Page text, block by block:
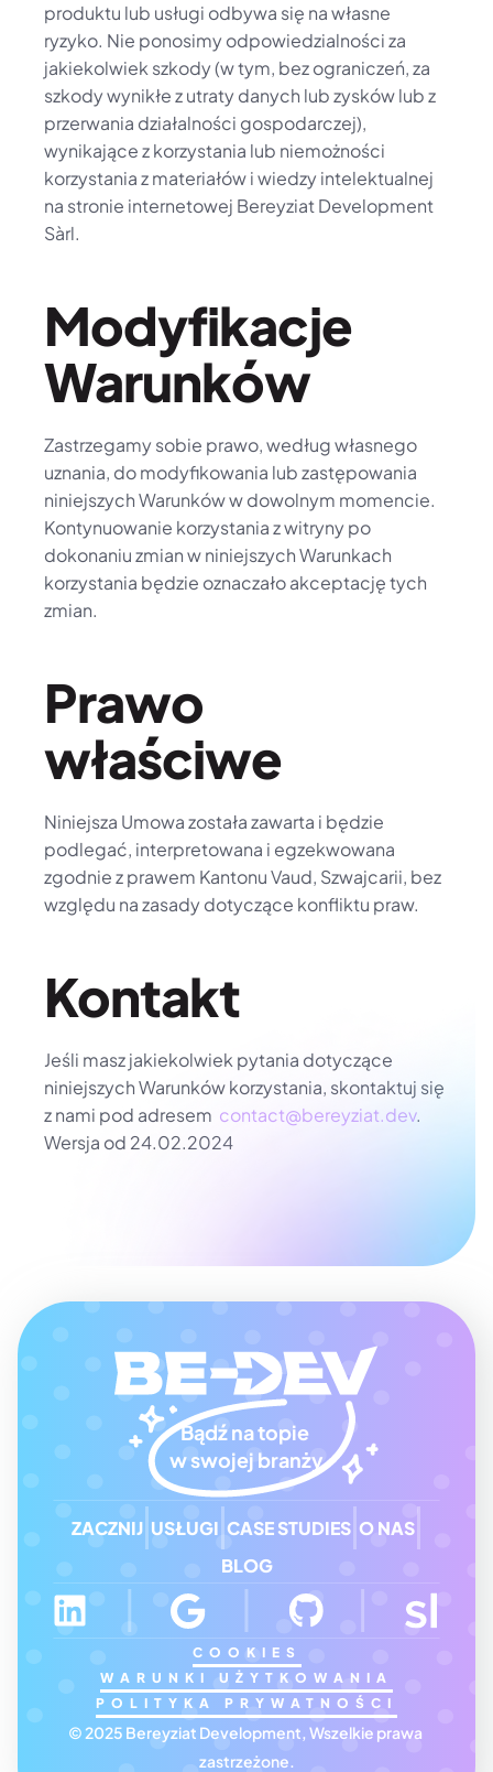
produktu lub usługi odbywa się na własne
ryzyko. Nie ponosimy odpowiedzialności za
jakiekolwiek szkody (w tym, bez ograniczeń, za
szkody wynikłe z utraty danych lub zysków lub z
przerwania działalności gospodarczej),
wynikające z korzystania lub niemożności
korzystania z materiałów i wiedzy intelektualnej
na stronie internetowej Bereyziat Development
Sàrl.
Modyfikacje
Warunków
Zastrzegamy sobie prawo, według własnego
uznania, do modyfikowania lub zastępowania
niniejszych Warunków w dowolnym momencie.
Kontynuowanie korzystania z witryny po
dokonaniu zmian w niniejszych Warunkach
korzystania będzie oznaczało akceptację tych
zmian.
Prawo
właściwe
Niniejsza Umowa została zawarta i będzie
podlegać, interpretowana i egzekwowana
zgodnie z prawem Kantonu Vaud, Szwajcarii, bez
względu na zasady dotyczące konfliktu praw.
Kontakt
Jeśli masz jakiekolwiek pytania dotyczące
niniejszych Warunków korzystania, skontaktuj się
z nami pod adresem contact@bereyziat.dev.
Wersja od 24.02.2024
COOKIES
WARUNKI UŻYTKOWANIA
POLITYKA PRYWATNOŚCI
© 2025 Bereyziat Development, Wszelkie prawa
zastrzeżone.
Bądź na topie
w swojej branży
ZACZNIJ USŁUGI CASE STUDIES O NAS
BLOG